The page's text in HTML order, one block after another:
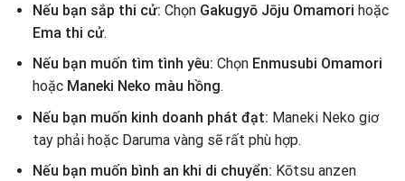
Nếu bạn sắp thi cử: Chọn Gakugyō Jōju Omamori hoặc
Ema thi cử.
Nếu bạn muốn tìm tình yêu: Chọn Enmusubi Omamori
hoặc Maneki Neko màu hồng.
Nếu bạn muốn kinh doanh phát đạt: Maneki Neko giơ
tay phải hoặc Daruma vàng sẽ rất phù hợp.
Nếu bạn muốn bình an khi di chuyển: Kōtsu anzen